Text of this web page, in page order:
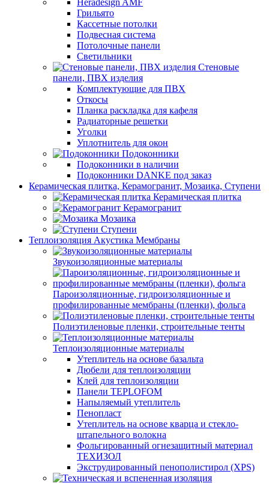
Heradesign AMF
Грильято
Кассетные потолки
Подвесная система
Потолочные панели
Светильники
Стеновые
панели, ПВХ изделия
Комплектующие для ПВХ
Откосы
Планка раскладка для кафеля
Радиаторные решетки
Уголки
Уплотнитель для окон
Подоконники
Подоконники в наличии
Подоконники DANKE под заказ
Керамическая плитка, Керамогранит, Мозаика, Ступени
Керамическая плитка
Керамогранит
Мозаика
Ступени
Теплоизоляция Акустика Мембраны
Звукоизоляционные материалы
Пароизоляционные, гидроизоляционные и
профилированные мембраны (пленки), фольга
Полиэтиленовые пленки, строительные тенты
Теплоизоляционные материалы
Утеплитель на основе базальта
Дюбели для теплоизоляции
Клей для теплоизоляции
Панели TEPLOFOM
Напыляемый утеплитель
Пенопласт
Утеплитель на основе кварца и стекло-
штапельного волокна
Фольгированный огнезащитный материал
ТЕХИЗОЛ
Экструдированный пенополистирол (XPS)